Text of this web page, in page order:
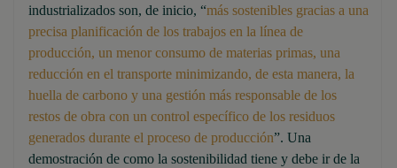
industrializados son, de inicio, “más sostenibles gracias a una
precisa planificación de los trabajos en la línea de
producción, un menor consumo de materias primas, una
reducción en el transporte minimizando, de esta manera, la
huella de carbono y una gestión más responsable de los
restos de obra con un control específico de los residuos
generados durante el proceso de producción”. Una
demostración de como la sostenibilidad tiene y debe ir de la